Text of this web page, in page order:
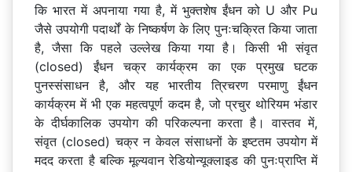
कि भारत में अपनाया गया है, में भुक्तशेष ईंधन को U और Pu
जैसे उपयोगी पदार्थों के निष्कर्षण के लिए पुनःचक्रित किया जाता
है, जैसा कि पहले उल्लेख किया गया है। किसी भी संवृत
(closed) ईंधन चक्र कार्यक्रम का एक प्रमुख घटक
पुनस्संसाधन है, और यह भारतीय त्रिचरण परमाणु ईंधन
कार्यक्रम में भी एक महत्वपूर्ण कदम है, जो प्रचुर थोरियम भंडार
के दीर्घकालिक उपयोग की परिकल्पना करता है। वास्तव में,
संवृत (closed) चक्र न केवल संसाधनों के इष्टतम उपयोग में
मदद करता है बल्कि मूल्यवान रेडियोन्यूक्लाइड की पुनःप्राप्ति में